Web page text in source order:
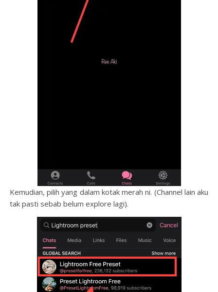
Kemudian, pilih yang dalam kotak merah ni. (Channel lain aku
tak pasti sebab belum explore lagi).